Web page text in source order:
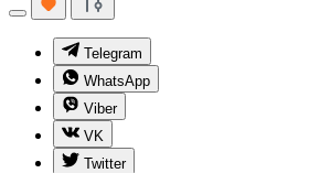
Telegram
WhatsApp
Viber
VK
Twitter